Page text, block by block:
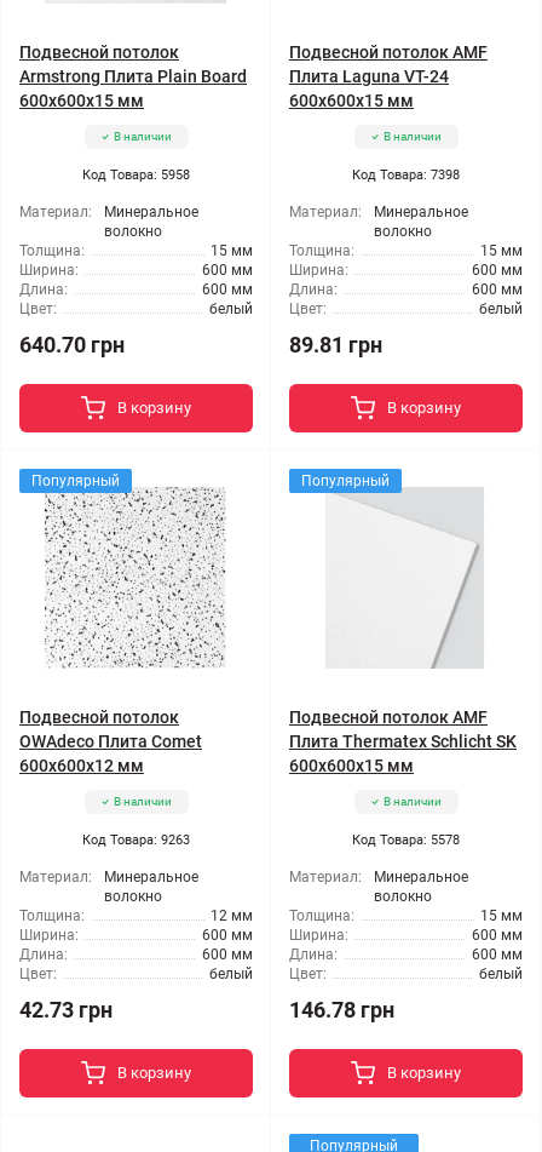
Подвесной потолок
Armstrong Плита Plain Board
600x600x15 мм
В наличии
Код Товара: 5958
Материал:
Минеральное
волокно
Толщина:
15 мм
Ширина:
600 мм
Длина:
600 мм
Цвет:
белый
640.70 грн
В корзину
Подвесной потолок AMF
Плита Laguna VT-24
600x600x15 мм
В наличии
Код Товара: 7398
Материал:
Минеральное
волокно
Толщина:
15 мм
Ширина:
600 мм
Длина:
600 мм
Цвет:
белый
89.81 грн
В корзину
Популярный
Подвесной потолок
OWAdeco Плита Comet
600x600x12 мм
В наличии
Код Товара: 9263
Материал:
Минеральное
волокно
Толщина:
12 мм
Ширина:
600 мм
Длина:
600 мм
Цвет:
белый
42.73 грн
В корзину
Популярный
Подвесной потолок AMF
Плита Thermatex Schlicht SK
600x600x15 мм
В наличии
Код Товара: 5578
Материал:
Минеральное
волокно
Толщина:
15 мм
Ширина:
600 мм
Длина:
600 мм
Цвет:
белый
146.78 грн
В корзину
Популярный